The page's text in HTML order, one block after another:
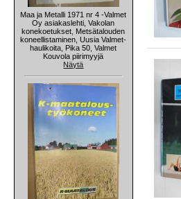
Maa ja Metalli 1971 nr 4 -Valmet
Oy asiakaslehti, Vakolan
konekoetukset, Metsätalouden
koneellistaminen, Uusia Valmet-
haulikoita, Pika 50, Valmet
Kouvola piirimyyjä
Näytä